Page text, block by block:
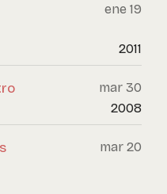
ene 19
2011
mar 30
2008
mar 20